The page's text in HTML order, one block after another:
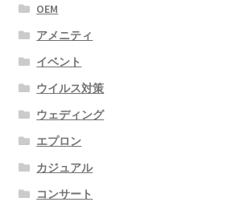
OEM
アメニティ
イベント
ウイルス対策
ウェディング
エプロン
カジュアル
コンサート